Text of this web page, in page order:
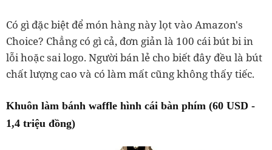
Có gì đặc biệt để món hàng này lọt vào Amazon's
Choice? Chẳng có gì cả, đơn giản là 100 cái bút bi in
lỗi hoặc sai logo. Người bán lẻ cho biết đây đều là bút
chất lượng cao và có làm mất cũng không thấy tiếc.
Khuôn làm bánh waffle hình cái bàn phím (60 USD -
1,4 triệu đồng)